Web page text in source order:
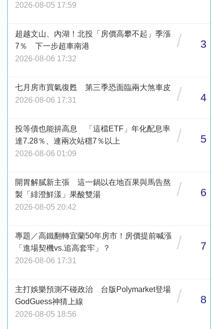
2026-08-05 17:59
超越文山、內湖！北投「房價高攀不起」季漲
7％ 下一步超車南港
2026-08-06 17:32
/ 3
七月房市買氣復甦 第三季恐面臨兩大煞車皮
2026-08-06 17:31
/ 4
投等債也能拚高息 「這檔ETF」年化配息率
達7.28％、連兩次站穩7％以上
2026-08-06 01:09
/ 5
開胃解膩新主張 這一鍋以在地百果與馬告熬
製「緋澄鮮漾」果酸雙湯
2026-08-05 20:42
/ 6
專題／高鐵翻轉宜蘭50年房市！房價提前喊漲
「進場契機vs.追高套牢」？
2026-08-06 17:31
/ 7
主打娛樂預測不碰政治 台版Polymarket登場
GodGuess神猜上線
2026-08-05 18:56
/ 8